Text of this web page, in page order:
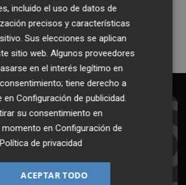
Quiero suscribirme
al Boletín
días a primera hora en tu email
incluido el uso de datos de
precisos y características
Sus elecciones se aplican
sitio web. Algunos proveedores
en el interés legítimo en
tiene derecho a
enConfiguración de publicidad.
su consentimiento en
momento enConfiguración de
Política de privacidad
ACEPTAR TODO